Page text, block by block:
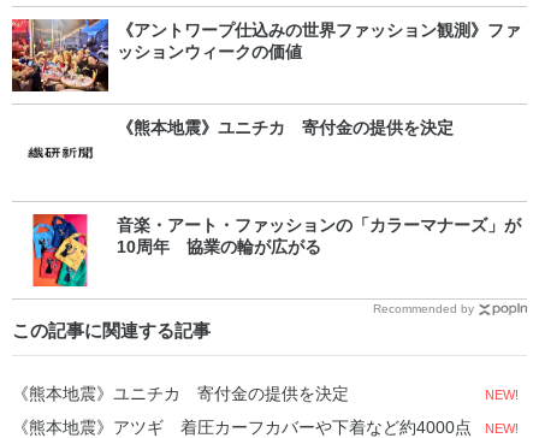
《アントワープ仕込みの世界ファッション観測》ファ
ッションウィークの価値
《熊本地震》ユニチカ 寄付金の提供を決定
音楽・アート・ファッションの「カラーマナーズ」が
10周年 協業の輪が広がる
Recommended by
この記事に関連する記事
《熊本地震》ユニチカ 寄付金の提供を決定 NEW!
《熊本地震》アツギ 着圧カーフカバーや下着など約4000点
NEW!